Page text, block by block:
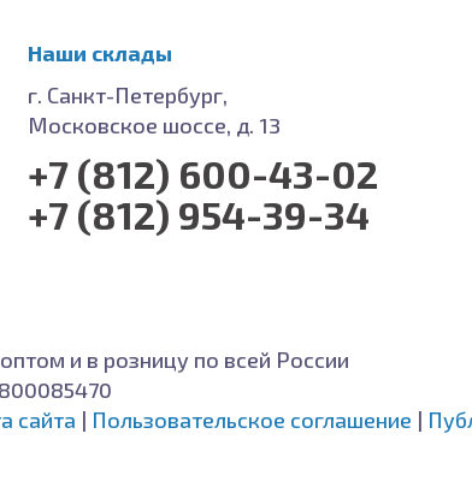
Наши склады
г. Санкт-Петербург,
Московское шоссе, д. 13
+7 (812) 600-43-02
+7 (812) 954-39-34
и в розницу по всей России
сайта | Пользовательское соглашение |